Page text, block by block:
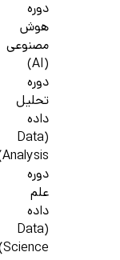
دوره
هوش
مصنوعی
(AI)
دوره
تحلیل
داده
(Data
Analysis)
دوره
علم
داده
(Data
Science)